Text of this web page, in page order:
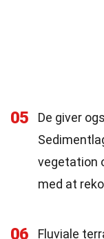
05
De giver
vegetation
med at
06 Fluviale